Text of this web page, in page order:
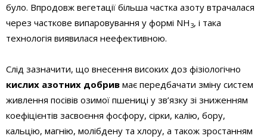
було. Впродовж вегетації більша частка азоту втрачалася
через часткове випаровування у формі NH 3, і така
технологія виявилася неефективною.
Слід зазначити, що внесення високих доз фізіологічно
кислих азотних добрив має передбачати зміну систем
живлення посівів озимої пшениці у зв’язку зі зниженням
коефіцієнтів засвоєння фосфору, сірки, калію, бору,
кальцію, магнію, молібдену та хлору, а також зростанням